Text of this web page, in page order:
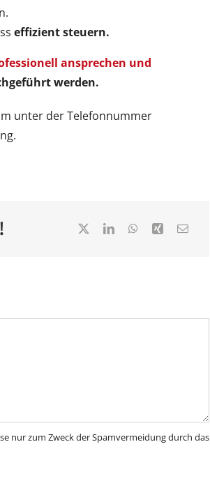
effizient steuern.
ansprechen und
werden.
unter der Telefonnummer
nur zum Zweck der Spamvermeidung durch das